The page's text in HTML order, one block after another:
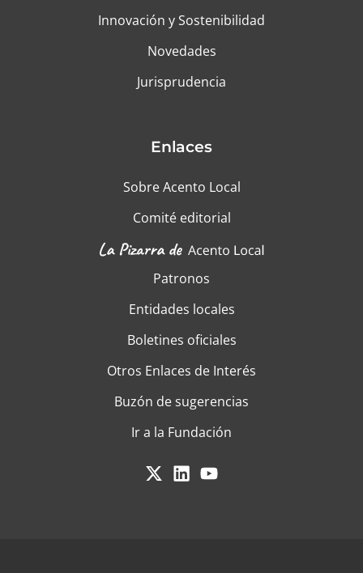
Innovación y Sostenibilidad
Novedades
Jurisprudencia
Enlaces
Sobre Acento Local
Comité editorial
Patronos
Entidades locales
Boletines oficiales
Otros Enlaces de Interés
Buzón de sugerencias
Ir a la Fundación